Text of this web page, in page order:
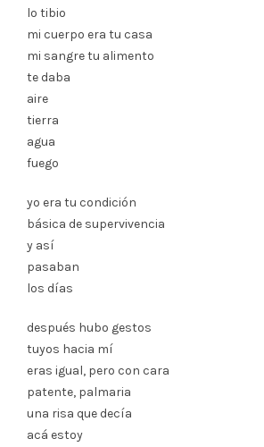
lo tibio
mi cuerpo era tu casa
mi sangre tu alimento
te daba
aire
tierra
agua
fuego
yo era tu condición
básica de supervivencia
y así
pasaban
los días
después hubo gestos
tuyos hacia mí
eras igual, pero con cara
patente, palmaria
una risa que decía
acá estoy